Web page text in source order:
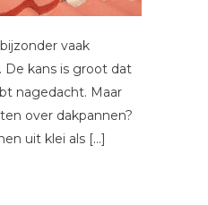
vaak
De kans is groot dat
nagedacht. Maar
over dakpannen?
uit klei als […]